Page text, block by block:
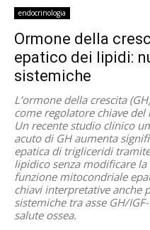
endocrinologia
Ormone della
epatico dei lipidi:
sistemiche
L’ormone della crescita
come regolatore chiave
Un recente studio clinico
acuto di GH aumenta
epatica di trigliceridi
lipidico senza modificare
funzione mitocondriale
chiavi interpretative anche
sistemiche tra asse GH/
salute ossea.